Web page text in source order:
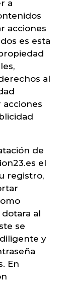
a
acciones
es esta
al
acciones
de
el
registro,
al
se
y
En